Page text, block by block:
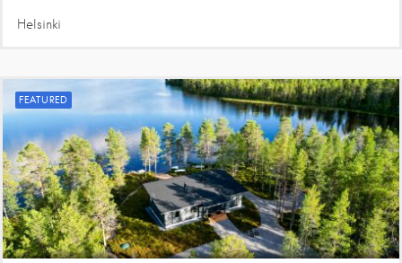
Helsinki
FEATURED